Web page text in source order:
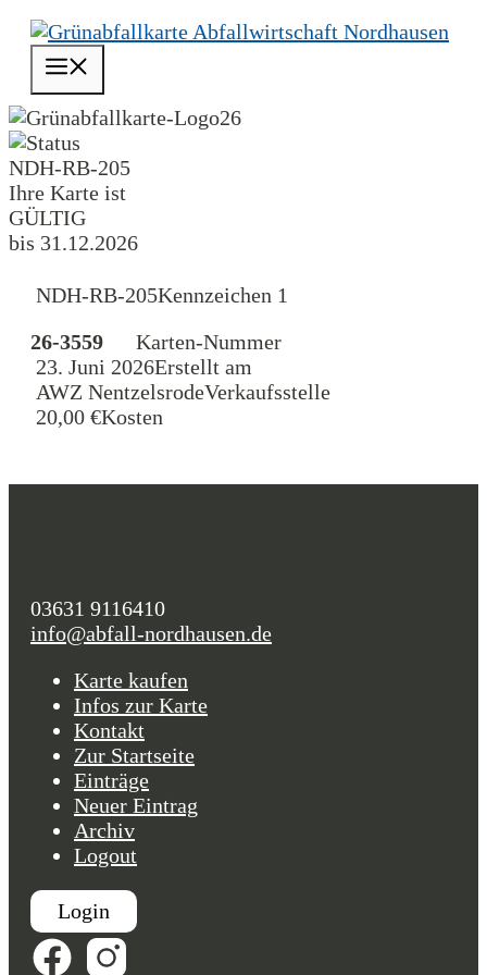
Zum
Inhalt
springen
26
NDH-RB-205
Ihre Karte ist
GÜLTIG
bis 31.12.2026
NDH-RB-205Kennzeichen 1
26-3559
Karten-Nummer
23. Juni 2026Erstellt am
AWZ NentzelsrodeVerkaufsstelle
20,00 €Kosten
03631 9116410
info@abfall-nordhausen.de
Karte kaufen
Infos zur Karte
Kontakt
Zur Startseite
Einträge
Neuer Eintrag
Archiv
Logout
Login